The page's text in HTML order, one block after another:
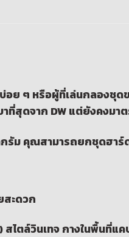
อย ๆ หรือผู้ที่เล่นกลองชุ
าที่สุดจาก DW แต่ยังคงม
รัม คุณสามารถยกชุดฮาร์
สะดวก
ไตล์วินเทจ กางในพื้นที่แค